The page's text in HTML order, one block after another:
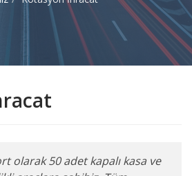
olarak 50 adet kapalı kasa ve